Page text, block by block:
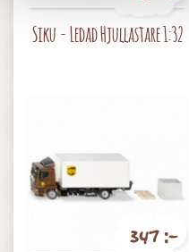
Siku - Ledad Hjullastare 1:32
347 :-